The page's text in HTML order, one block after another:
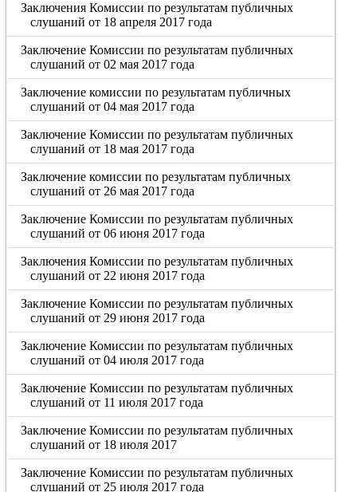
Заключения Комиссии по результатам публичных
слушаний от 18 апреля 2017 года
Заключение Комиссии по результатам публичных
слушаний от 02 мая 2017 года
Заключение комиссии по результатам публичных
слушаний от 04 мая 2017 года
Заключение Комиссии по результатам публичных
слушаний от 18 мая 2017 года
Заключение комиссии по результатам публичных
слушаний от 26 мая 2017 года
Заключение Комиссии по результатам публичных
слушаний от 06 июня 2017 года
Заключения Комиссии по результатам публичных
слушаний от 22 июня 2017 года
Заключение Комиссии по результатам публичных
слушаний от 29 июня 2017 года
Заключение Комиссии по результатам публичных
слушаний от 04 июля 2017 года
Заключение Комиссии по результатам публичных
слушаний от 11 июля 2017 года
Заключение Комиссии по результатам публичных
слушаний от 18 июля 2017
Заключение Комиссии по результатам публичных
слушаний от 25 июля 2017 года